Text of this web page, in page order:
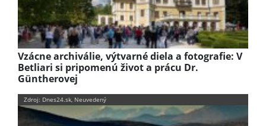
Vzácne archiválie, výtvarné diela a fotografie: V
Betliari si pripomenú život a prácu Dr.
Güntherovej
Zdroj: Dnes24.sk, Neuvedený